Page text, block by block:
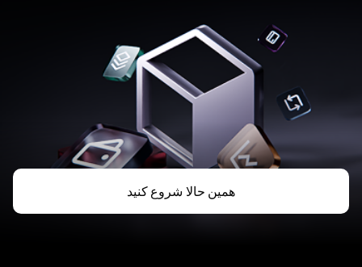
همین حالا شروع کنید